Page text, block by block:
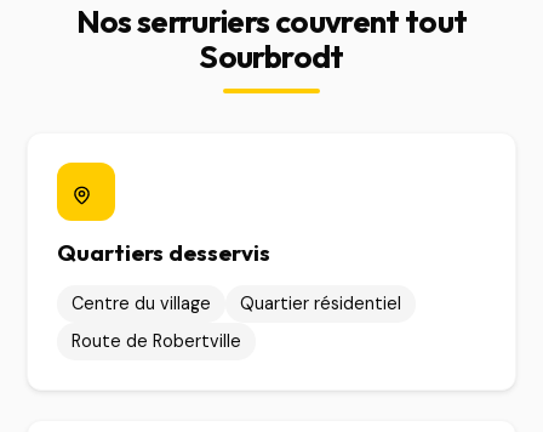
Nos serruriers couvrent tout
Sourbrodt
Quartiers desservis
Centre du village
Quartier résidentiel
Route de Robertville